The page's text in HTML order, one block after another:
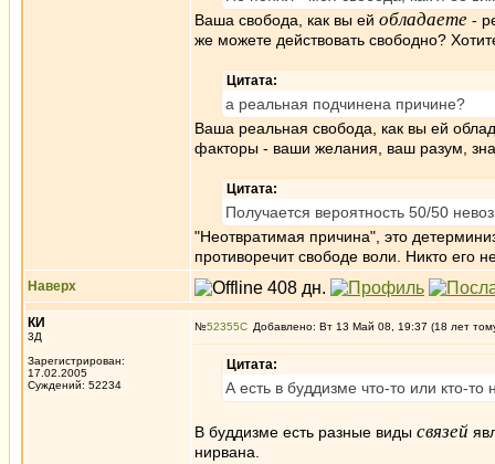
Ваша свобода, как вы ей обладаете -
же можете действовать свободно?
Цитата:
а реальная подчинена причине?
Ваша реальная свобода, как вы ей
факторы - ваши желания, ваш разум,
Цитата:
Получается вероятность 50/50
"Неотвратимая причина", это
противоречит свободе воли. Никто его
Наверх
КИ
3Д
Зарегистрирован:
17.02.2005
Суждений: 52234
№52355 Добавлено: Вт 13 Май 08, 19:37 (18 лет
Цитата:
А есть в буддизме что-то или кто-
В буддизме есть разные виды связей
нирвана.